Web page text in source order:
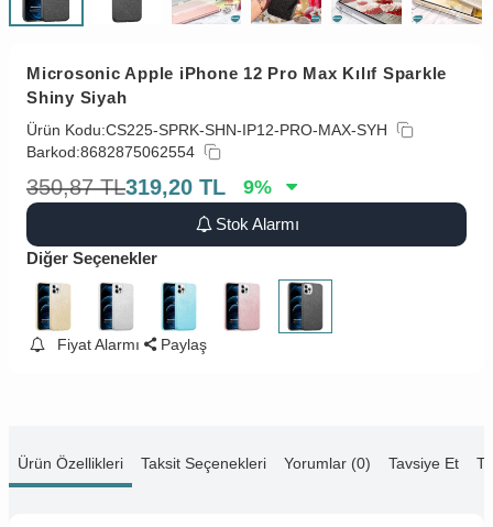
Microsonic Apple iPhone 12 Pro Max Kılıf Sparkle
Shiny Siyah
Ürün Kodu:CS225-SPRK-SHN-IP12-PRO-MAX-SYH
Barkod:8682875062554
350,87 TL319,20 TL 9%
Stok Alarmı
Diğer Seçenekler
Fiyat Alarmı Paylaş
Ürün Özellikleri Taksit Seçenekleri Yorumlar (0) Tavsiye Et